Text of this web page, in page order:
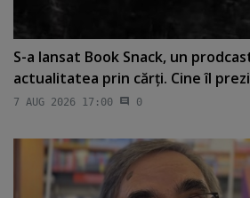
S-a lansat Book Snack, un
actualitatea prin cărţi. Cine îl
7 AUG 2026 17:00 0